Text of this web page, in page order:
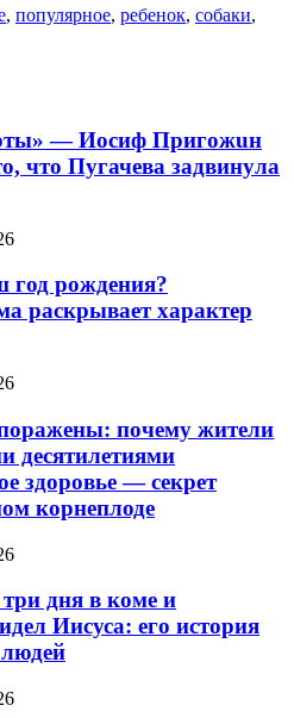
, популярное, ребенок, собаки,
— Иосиф Пpигожuн
что Пугачева задвинула
год рождения?
раскрывает характер
почему жители
десятилетиями
здоровье — секрет
корнеплоде
дня в коме и
Иисуса: его история